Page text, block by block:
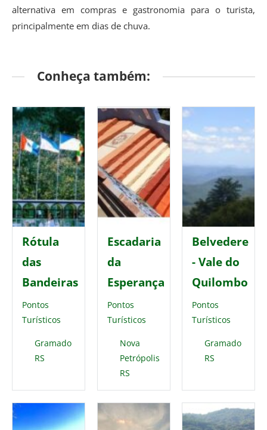
alternativa em compras e gastronomia para o turista,
principalmente em dias de chuva.
Conheça também:
Rótula
das
Bandeiras
Pontos
Turísticos
Gramado
RS
Escadaria
da
Esperança
Pontos
Turísticos
Nova
Petrópolis
RS
Belvedere
- Vale do
Quilombo
Pontos
Turísticos
Gramado
RS